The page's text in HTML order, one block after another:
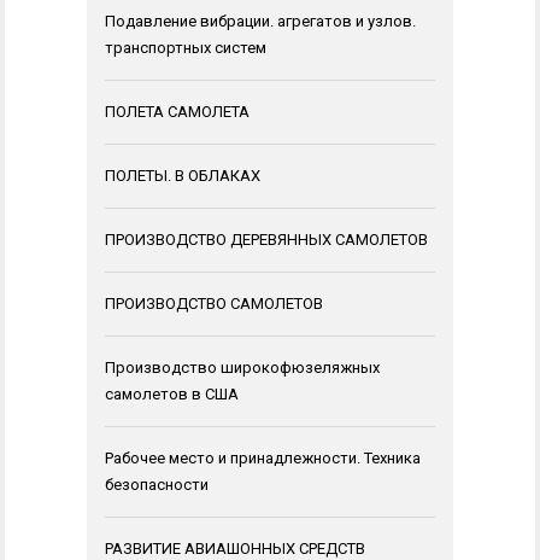
Подавление вибрации. агрегатов и узлов.
транспортных систем
ПОЛЕТА САМОЛЕТА
ПОЛЕТЫ. В ОБЛАКАХ
ПРОИЗВОДСТВО ДЕРЕВЯННЫХ САМОЛЕТОВ
ПРОИЗВОДСТВО САМОЛЕТОВ
Производство широкофюзеляжных
самолетов в США
Рабочее место и принадлежности. Техника
безопасности
РАЗВИТИЕ АВИАШОННЫХ СРЕДСТВ